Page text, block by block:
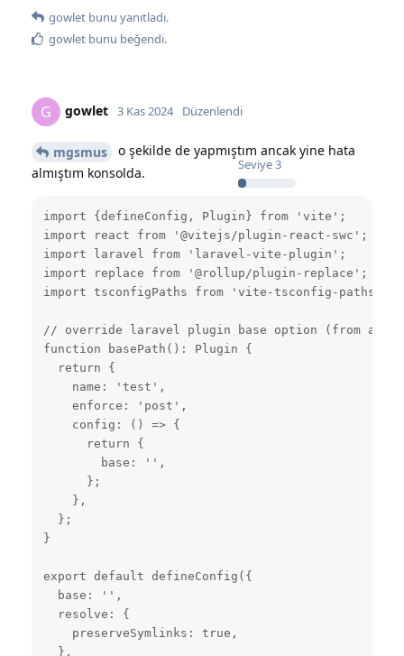
gowlet bunu yanıtladı.
gowlet bunu beğendi.
G gowlet
Seviye3
3 Kas 2024 Düzenlendi
mgsmus
o şekilde de yapmıştım ancak yine hata
almıştım konsolda.
import {defineConfig, Plugin} from 'vite';
import react from '@vitejs/plugin-react-swc';
import laravel from 'laravel-vite-plugin';
import replace from '@rollup/plugin-replace';
import tsconfigPaths from 'vite-tsconfig-paths';
// override laravel plugin base option (from
function basePath(): Plugin {
  return {
    name: 'test',
    enforce: 'post',
    config: () => {
      return {
        base: '',
      };
    },
  };
}
export default defineConfig({
  base: '',
  resolve: {
    preserveSymlinks: true,
  },